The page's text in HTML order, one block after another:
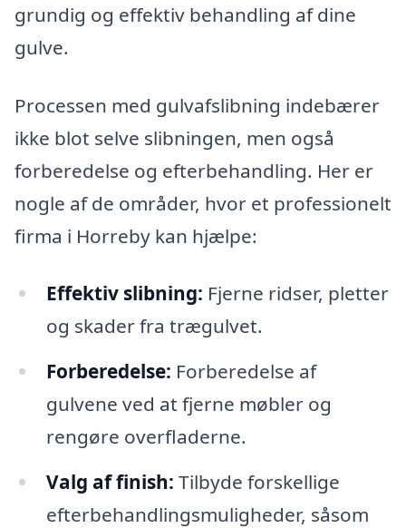
grundig og effektiv behandling af dine
gulve.
Processen med gulvafslibning indebærer
ikke blot selve slibningen, men også
forberedelse og efterbehandling. Her er
nogle af de områder, hvor et professionelt
firma i Horreby kan hjælpe:
Effektiv slibning: Fjerne ridser, pletter
og skader fra trægulvet.
Forberedelse: Forberedelse af
gulvene ved at fjerne møbler og
rengøre overfladerne.
Valg af finish: Tilbyde forskellige
efterbehandlingsmuligheder, såsom